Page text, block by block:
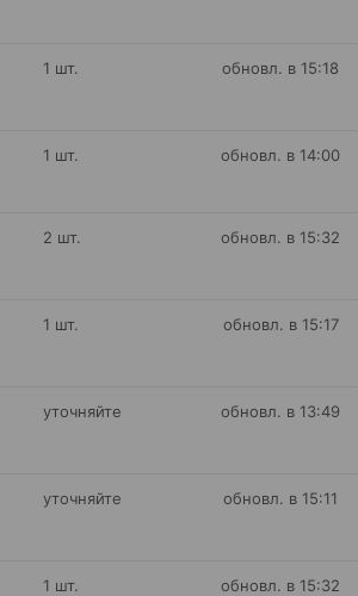
1 шт. обновл. в 15:18
1 шт. обновл. в 14:00
2 шт. обновл. в 15:32
1 шт. обновл. в 15:17
уточняйте обновл. в 13:49
уточняйте обновл. в 15:11
1 шт. обновл. в 15:32